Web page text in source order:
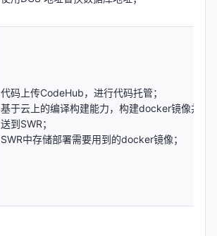
代码上传CodeHub，进行代码托管；
基于云上的编译构建能力，构建docker镜像并推
送到SWR；
SWR中存储部署需要用到的docker镜像；